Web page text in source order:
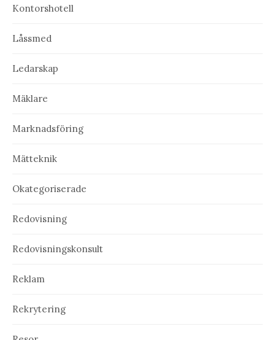
Kontorshotell
Låssmed
Ledarskap
Mäklare
Marknadsföring
Mätteknik
Okategoriserade
Redovisning
Redovisningskonsult
Reklam
Rekrytering